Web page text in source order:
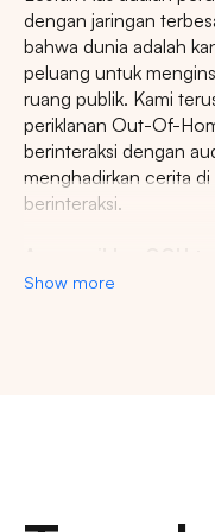
dengan jaringan
bahwa dunia adalah
peluang untuk
ruang publik. Kami
periklanan Out-Of-
berinteraksi dengan
menghadirkan cerita
berinteraksi.
strategis di kota-kota
Show more